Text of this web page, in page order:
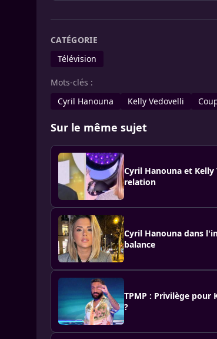
CATÉGORIE
Télévision
Mots-clés :
Cyril Hanouna
Kelly Vedovelli
Sur le même sujet
Cyril Hanouna et
relation
Cyril Hanouna dans
balance
TPMP : Privilège pour
?